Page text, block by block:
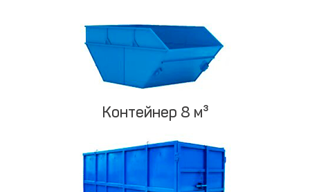
Контейнер 8 м³